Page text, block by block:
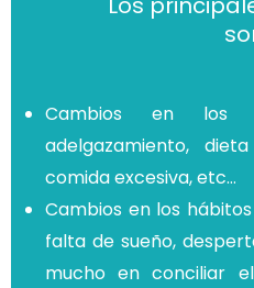
Cambios en los
adelgazamiento,
comida excesiva, etc…
Cambios en los
falta de sueño,
mucho en conciliar